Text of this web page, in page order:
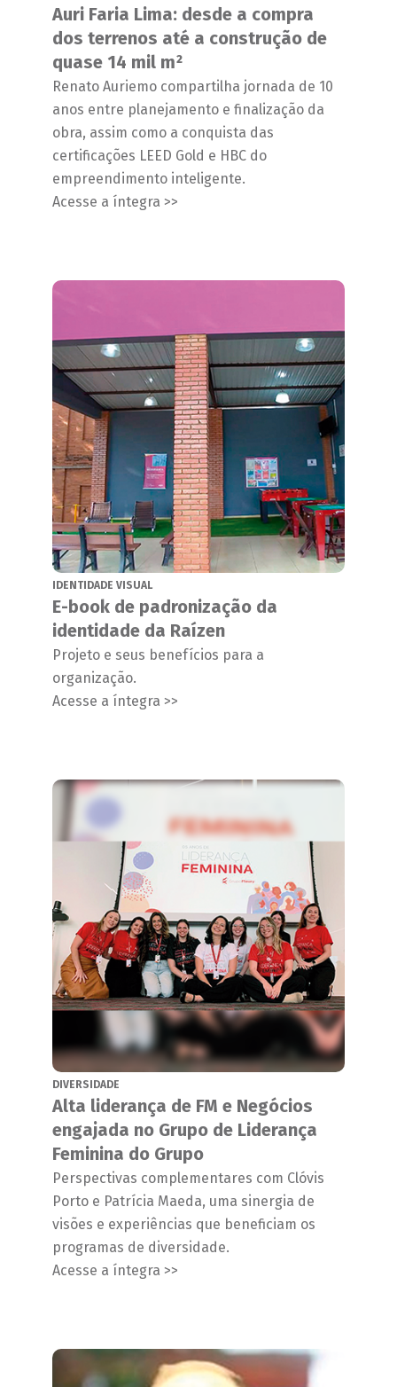
Auri Faria Lima: desde a compra
dos terrenos até a construção de
quase 14 mil m²
Renato Auriemo compartilha jornada de 10
anos entre planejamento e finalização da
obra, assim como a conquista das
certificações LEED Gold e HBC do
empreendimento inteligente.
Acesse a íntegra >>
IDENTIDADE VISUAL
E-book de padronização da
identidade da Raízen
Projeto e seus benefícios para a
organização.
Acesse a íntegra >>
DIVERSIDADE
Alta liderança de FM e Negócios
engajada no Grupo de Liderança
Feminina do Grupo
Perspectivas complementares com Clóvis
Porto e Patrícia Maeda, uma sinergia de
visões e experiências que beneficiam os
programas de diversidade.
Acesse a íntegra >>